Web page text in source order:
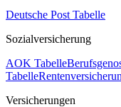
Deutsche Post Tabelle
Sozialversicherung
AOK Tabelle
Tabelle
Versicherungen